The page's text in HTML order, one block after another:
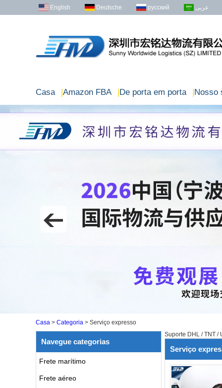
English Deutsche русский عربى
Casa |Amazon FBA |De porta em porta |Nosso
Casa > Categoria > Serviço expresso
Navegue categorias
Frete marítimo
Frete aéreo
Suporte DHL / TNT /
Serviço